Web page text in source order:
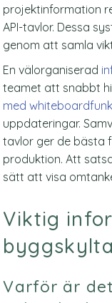
projektinformation
API-tavlor. Dessa
genom att samla
En välorganiserad
teamet att snabbt
med
uppdateringar.
tavlor ger de bästa
produktion. Att
sätt att visa
Viktig
Varför är